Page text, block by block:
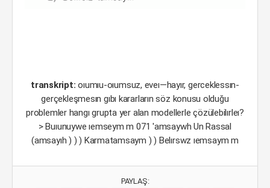
transkript:oıumıu-oıumsuz, eveı—hayır, gerceklessın-
gerçekleşmesın gıbı kararların söz konusu olduğu
problemler hangı grupta yer alan modellerle çözülebilırleı?
> Buıunuywe ıemseym m 071 'amsaywh Un Rassal
(amsayıh ) ) ) Karmatamsaym ) ) Belırswz ıemsaym m
PAYLAŞ: